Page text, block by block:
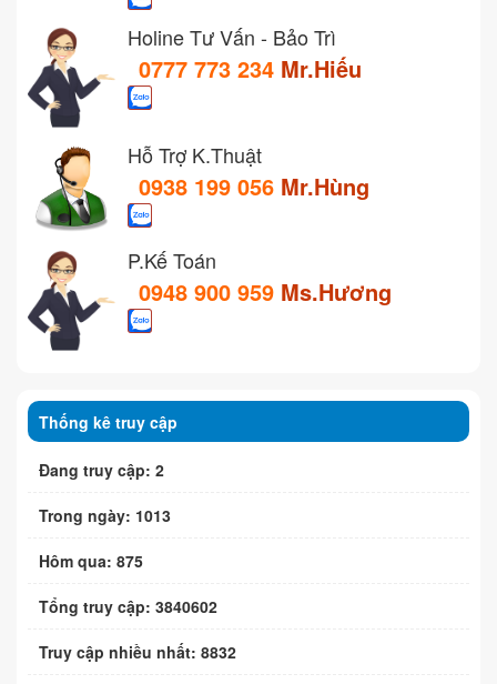
Holine Tư Vấn - Bảo Trì
0777 773 234 Mr.Hiếu
Hỗ Trợ K.Thuật
0938 199 056 Mr.Hùng
P.Kế Toán
0948 900 959 Ms.Hương
Thống kê truy cập
Đang truy cập: 2
Trong ngày: 1013
Hôm qua: 875
Tổng truy cập: 3840602
Truy cập nhiều nhất: 8832